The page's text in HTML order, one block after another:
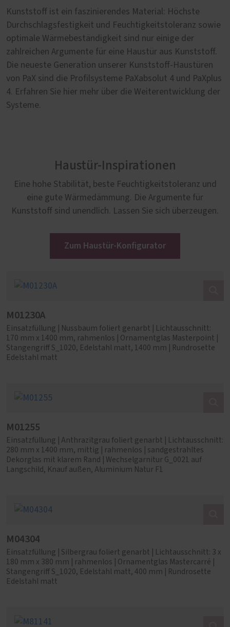
Kunststoff ist ein faszinierendes Material: Höchste
Durchschlagsfestigkeit und Feuchtigkeitstoleranz sowie
optimale Wärmebeständigkeit sind nur einige der
zahlreichen Argumente für eine Haustür aus Kunststoff.
Die neueste Generation unserer Kunststoff-Haustüren
von PaX sind die Profilsysteme PaXabsolut 4 und PaXplus
4. Erfahren Sie hier mehr über die Weiterentwicklung der
Systeme.
Haustür-Inspirationen
Eine hohe Stabilität, beste Feuchtigkeitstoleranz und
eine gute Wärmedämmung. Die Argumente für
Kunststoff sind unendlich. Lassen Sie sich überzeugen.
Zum Haustür-Konfigurator
M01230A
Einsatzfüllung | Nussbaum foliert genarbt | Lichtausschnitt:
170 mm x 1400 mm, rahmenlos | Ornamentglas Masterpoint |
Stangengriff S_1020, Edelstahl matt, 1400 mm | Rundrosette
Edelstahl matt
M01255
Einsatzfüllung | Anthrazitgrau foliert genarbt | Lichtausschnitt:
280 mm x 1400 mm, mittig | rahmenlos | sandgestrahltes
Dekorglas mit klarem Rand | Wechselgarnitur G_0021 auf
Langschild, Knauf außen, Aluminium Natur F1
M04304
Einsatzfüllung | Silbergrau foliert genarbt | Lichtausschnitt: 3 x
180 mm x 380 mm | rahmenlos | Ornamentglas Mastercarré |
Stangengriff S_1020, Edelstahl matt, 400 mm | Rundrosette
Edelstahl matt